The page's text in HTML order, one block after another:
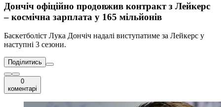
Дончіч офіційно продовжив контракт з Лейкерс
– космічна зарплата у 165 мільйонів
Баскетболіст Лука Дончіч надалі виступатиме за Лейкерс у
наступні 3 сезони.
Поділитись
0
коментарі